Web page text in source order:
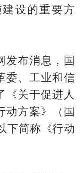
设的重要方
发布消息，国
委、工业和信
《关于促进人
动方案》（国
下简称《行动